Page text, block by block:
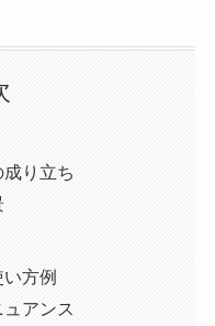
り立ち
方例
アンス